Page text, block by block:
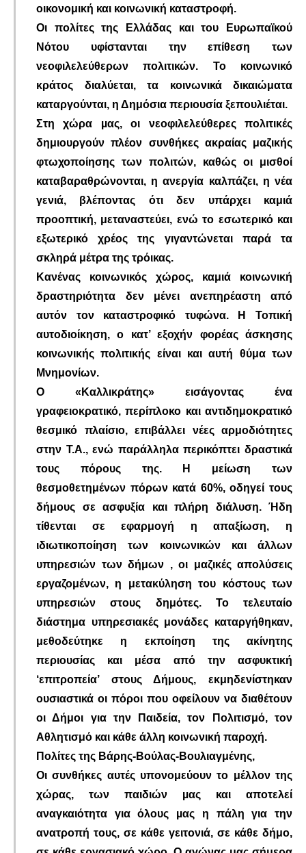
οικονομική και κοινωνική καταστροφή.
Οι πολίτες της Ελλάδας και του Ευρωπαϊκού
Νότου υφίστανται την επίθεση των
νεοφιλελεύθερων πολιτικών. Το κοινωνικό
κράτος διαλύεται, τα κοινωνικά δικαιώματα
καταργούνται, η Δημόσια περιουσία ξεπουλιέται.
Στη χώρα µας, οι νεοφιλελεύθερες πολιτικές
δημιουργούν πλέον συνθήκες ακραίας μαζικής
φτωχοποίησης των πολιτών, καθώς οι μισθοί
καταβαραθρώνονται, η ανεργία καλπάζει, η νέα
γενιά, βλέποντας ότι δεν υπάρχει καμιά
προοπτική, μεταναστεύει, ενώ το εσωτερικό και
εξωτερικό χρέος της γιγαντώνεται παρά τα
σκληρά μέτρα της τρόικας.
Κανένας κοινωνικός χώρος, καμιά κοινωνική
δραστηριότητα δεν μένει ανεπηρέαστη από
αυτόν τον καταστροφικό τυφώνα. Η Τοπική
αυτοδιοίκηση, ο κατ’ εξοχήν φορέας άσκησης
κοινωνικής πολιτικής είναι και αυτή θύμα των
Μνημονίων.
Ο «Καλλικράτης» εισάγοντας ένα
γραφειοκρατικό, περίπλοκο και αντιδημοκρατικό
θεσμικό πλαίσιο, επιβάλλει νέες αρμοδιότητες
στην Τ.Α., ενώ παράλληλα περικόπτει δραστικά
τους πόρους της. Η μείωση των
θεσμοθετημένων πόρων κατά 60%, οδηγεί τους
δήμους σε ασφυξία και πλήρη διάλυση. Ήδη
τίθενται σε εφαρμογή η απαξίωση, η
ιδιωτικοποίηση των κοινωνικών και άλλων
υπηρεσιών των δήμων , οι μαζικές απολύσεις
εργαζομένων, η μετακύληση του κόστους των
υπηρεσιών στους δημότες. Το τελευταίο
διάστημα υπηρεσιακές μονάδες καταργήθηκαν,
μεθοδεύτηκε η εκποίηση της ακίνητης
περιουσίας και μέσα από την ασφυκτική
‘επιτροπεία’ στους Δήμους, εκμηδενίστηκαν
ουσιαστικά οι πόροι που οφείλουν να διαθέτουν
οι Δήμοι για την Παιδεία, τον Πολιτισμό, τον
Αθλητισμό και κάθε άλλη κοινωνική παροχή.
Πολίτες της Βάρης-Βούλας-Βουλιαγμένης,
Οι συνθήκες αυτές υπονομεύουν το μέλλον της
χώρας, των παιδιών µας και αποτελεί
αναγκαιότητα για όλους µας η πάλη για την
ανατροπή τους, σε κάθε γειτονιά, σε κάθε δήμο,